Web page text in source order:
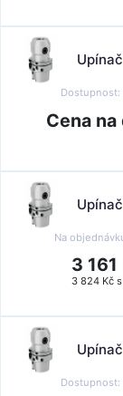
Dostupnost:
Cena
Na
3 161
3 824 Kč s
Dostupnost: